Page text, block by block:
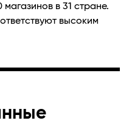
в 31 стране.
высоким